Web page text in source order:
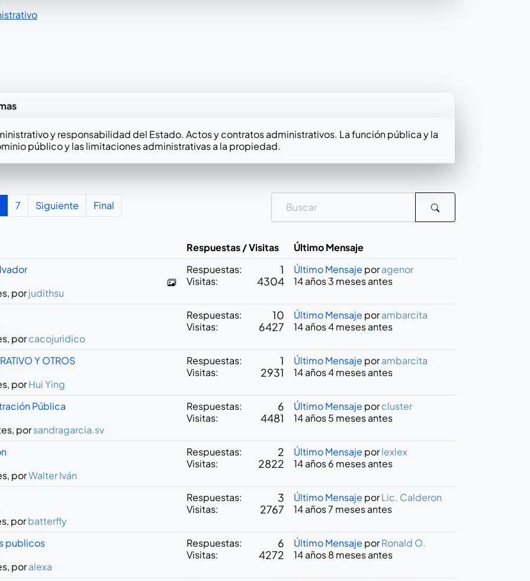
y responsabilidad del Estado. Actos y contratos administrativos. La función pública y la
público y las limitaciones administrativas a la propiedad.
7 Siguiente Final
Respuestas / Visitas
Último Mensaje
porjudithsu
Respuestas: 1
Visitas: 4304
Último Mensaje poragenor
14 años 3 meses antes
porcacojuridico
Respuestas: 10
Visitas: 6427
Último Mensaje porambarcita
14 años 4 meses antes
Y OTROS
porHui Ying
Respuestas: 1
Visitas: 2931
Último Mensaje porambarcita
14 años 4 meses antes
Pública
porsandragarcia.sv
Respuestas: 6
Visitas: 4481
Último Mensaje porcluster
14 años 5 meses antes
porWalter Iván
Respuestas: 2
Visitas: 2822
Último Mensaje porlexlex
14 años 6 meses antes
porbatterfly
Respuestas: 3
Visitas: 2767
Último Mensaje porLic. Calderon
14 años 7 meses antes
publicos
poralexa
Respuestas: 6
Visitas: 4272
Último Mensaje porRonald O.
14 años 8 meses antes